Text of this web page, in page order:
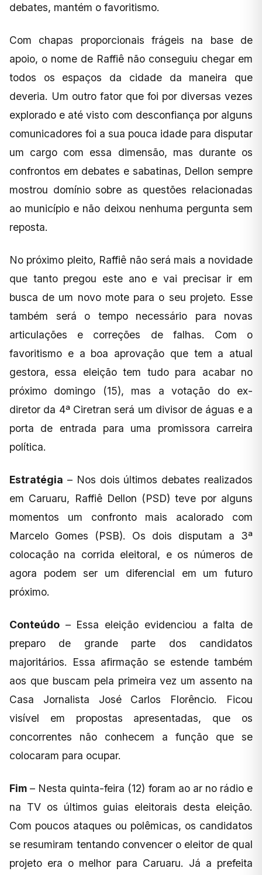
debates, mantém o favoritismo.
Com chapas proporcionais frágeis na base de
apoio, o nome de Raffiê não conseguiu chegar em
todos os espaços da cidade da maneira que
deveria. Um outro fator que foi por diversas vezes
explorado e até visto com desconfiança por alguns
comunicadores foi a sua pouca idade para disputar
um cargo com essa dimensão, mas durante os
confrontos em debates e sabatinas, Dellon sempre
mostrou domínio sobre as questões relacionadas
ao município e não deixou nenhuma pergunta sem
reposta.
No próximo pleito, Raffiê não será mais a novidade
que tanto pregou este ano e vai precisar ir em
busca de um novo mote para o seu projeto. Esse
também será o tempo necessário para novas
articulações e correções de falhas. Com o
favoritismo e a boa aprovação que tem a atual
gestora, essa eleição tem tudo para acabar no
próximo domingo (15), mas a votação do ex-
diretor da 4ª Ciretran será um divisor de águas e a
porta de entrada para uma promissora carreira
política.
Estratégia – Nos dois últimos debates realizados
em Caruaru, Raffiê Dellon (PSD) teve por alguns
momentos um confronto mais acalorado com
Marcelo Gomes (PSB). Os dois disputam a 3ª
colocação na corrida eleitoral, e os números de
agora podem ser um diferencial em um futuro
próximo.
Conteúdo – Essa eleição evidenciou a falta de
preparo de grande parte dos candidatos
majoritários. Essa afirmação se estende também
aos que buscam pela primeira vez um assento na
Casa Jornalista José Carlos Florêncio. Ficou
visível em propostas apresentadas, que os
concorrentes não conhecem a função que se
colocaram para ocupar.
Fim – Nesta quinta-feira (12) foram ao ar no rádio e
na TV os últimos guias eleitorais desta eleição.
Com poucos ataques ou polêmicas, os candidatos
se resumiram tentando convencer o eleitor de qual
projeto era o melhor para Caruaru. Já a prefeita